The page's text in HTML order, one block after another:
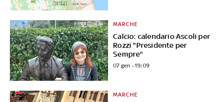
Calcio: calendario Ascoli per
Rozzi "Presidente per
Sempre"
MARCHE
07 gen - 19:09
MARCHE